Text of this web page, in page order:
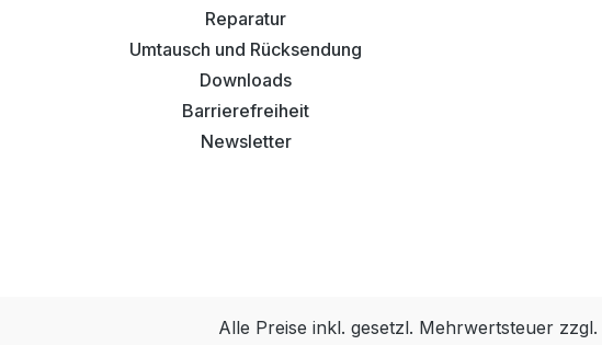
Reparatur
Umtausch und Rücksendung
Downloads
Barrierefreiheit
Newsletter
Alle Preise inkl. gesetzl. Mehrwertsteuer zzgl.